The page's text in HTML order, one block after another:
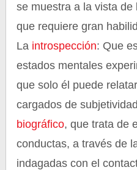
se muestra a la vista
que requiere gran
La introspección: Que
estados mentales
que solo él puede
cargados de
biográfico, que trata de
conductas, a través de
indagadas con el